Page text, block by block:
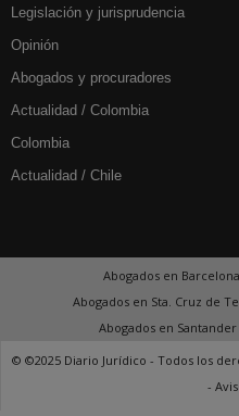
Legislación y jurisprudencia
Opinión
Abogados y procuradores
Actualidad / Colombia
Colombia
Actualidad / Chile
Abogados en Barcelona
Abogados en Sta. Cruz de
Abogados en Santander
© ©2025 Diario Jurídico - Todos los
-